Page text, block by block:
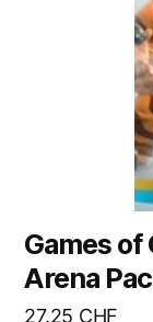
Games of
Arena
27.25 CHF